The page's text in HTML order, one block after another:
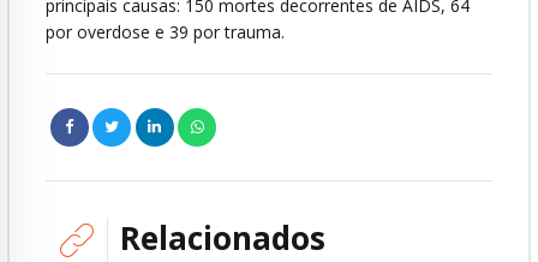
principais causas: 150 mortes decorrentes de AIDS, 64
por overdose e 39 por trauma.
Relacionados